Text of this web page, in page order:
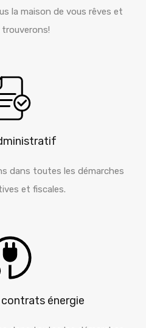
la maison de vous rêves et
dans toutes les démarches
et fiscales.
énergie